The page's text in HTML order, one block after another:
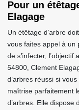
Pour un
Elagage
Un étêtage d’arbre
vous faites appel à un
de s’infecter, l’objectif
54800, Clement
d’arbres réussi si
maîtrise parfaitement
d’arbres. Elle dispose